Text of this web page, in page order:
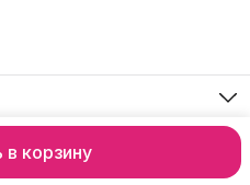
корзинуПравила возврата